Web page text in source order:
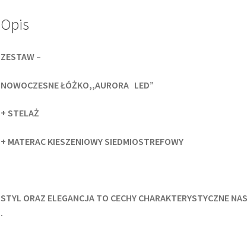
Opis
ZESTAW –
NOWOCZESNE ŁÓŻKO,,AURORA LED”
+ STELAŻ
+ MATERAC KIESZENIOWY SIEDMIOSTREFOWY
STYL ORAZ ELEGANCJA TO CECHY CHARAKTERYSTYCZNE
.